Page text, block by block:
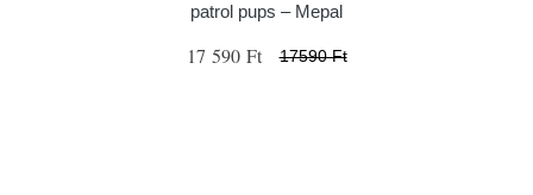
patrol pups – Mepal
17 590 Ft 17590 Ft